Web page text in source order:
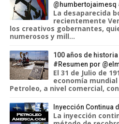
@humbertojaimesq
La desaparecida
recientemente
los creativos gobernantes,
numerosos y mill...
100 años de
#Resumen por
El 31 de Julio de
economía
Petroleo, a nivel comercial,
Inyección Continua
La inyección